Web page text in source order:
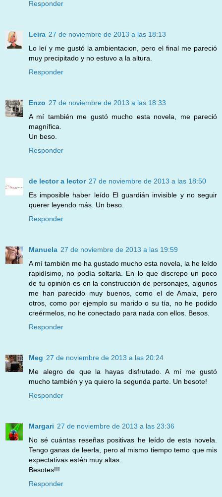
Responder
Leira 27 de noviembre de 2013 a las 18:13
Lo leí y me gustó la ambientacion, pero el final me pareció
muy precipitado y no estuvo a la altura.
Responder
Enzo 27 de noviembre de 2013 a las 18:33
A mí también me gustó mucho esta novela, me pareció
magnífica.
Un beso.
Responder
de lector a lector 27 de noviembre de 2013 a las 18:50
Es imposible haber leído El guardián invisible y no seguir
querer leyendo más. Un beso.
Responder
Manuela 27 de noviembre de 2013 a las 19:59
A mí también me ha gustado mucho esta novela, la he leído
rapidísimo, no podía soltarla. En lo que discrepo un poco
de tu opinión es en la construcción de personajes, algunos
me han parecido muy buenos, como el de Amaia, pero
otros, como por ejemplo su marido o su tía, no he podido
creérmelos, no he conectado para nada con ellos. Besos.
Responder
Meg 27 de noviembre de 2013 a las 20:24
Me alegro de que la hayas disfrutado. A mí me gustó
mucho también y ya quiero la segunda parte. Un besote!
Responder
Margari 27 de noviembre de 2013 a las 23:36
No sé cuántas reseñas positivas he leído de esta novela.
Tengo ganas de leerla, pero al mismo tiempo temo que mis
expectativas estén muy altas.
Besotes!!!
Responder